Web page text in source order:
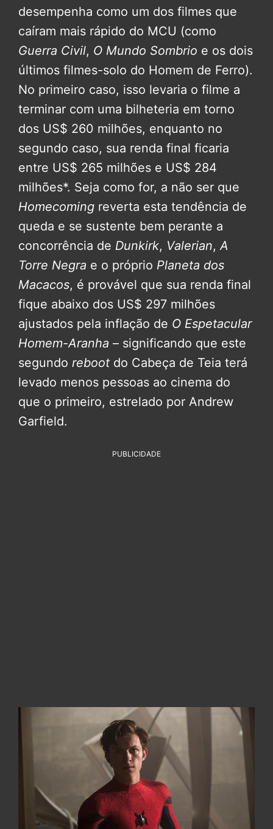
desempenha como um dos filmes que
caíram mais rápido do MCU (como
Guerra Civil, O Mundo Sombrio e os dois
últimos filmes-solo do Homem de Ferro).
No primeiro caso, isso levaria o filme a
terminar com uma bilheteria em torno
dos US$ 260 milhões, enquanto no
segundo caso, sua renda final ficaria
entre US$ 265 milhões e US$ 284
milhões*. Seja como for, a não ser que
Homecoming reverta esta tendência de
queda e se sustente bem perante a
concorrência de Dunkirk, Valerian, A
Torre Negra e o próprio Planeta dos
Macacos, é provável que sua renda final
fique abaixo dos US$ 297 milhões
ajustados pela inflação de O Espetacular
Homem-Aranha – significando que este
segundo reboot do Cabeça de Teia terá
levado menos pessoas ao cinema do
que o primeiro, estrelado por Andrew
Garfield.
PUBLICIDADE